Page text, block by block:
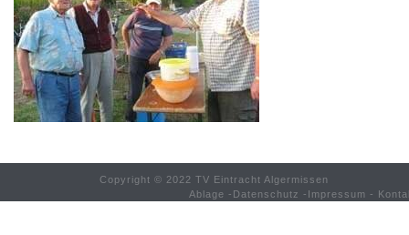
Copyright © 2022 TV Eintracht Algermissen
Ablage - Datenschutz - Impressum -